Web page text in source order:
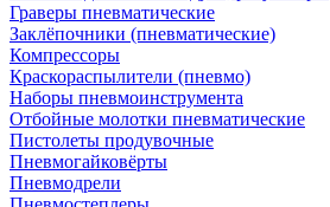
Граверы пневматические
Заклёпочники (пневматические)
Компрессоры
Краскораспылители (пневмо)
Наборы пневмоинструмента
Отбойные молотки пневматические
Пистолеты продувочные
Пневмогайковёрты
Пневмодрели